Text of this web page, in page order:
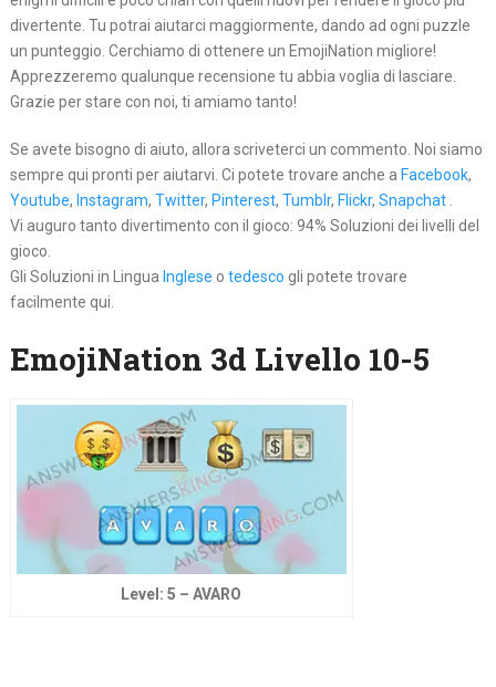
divertente. Tu potrai aiutarci maggiormente, dando ad ogni puzzle
un punteggio. Cerchiamo di ottenere un EmojiNation migliore!
Apprezzeremo qualunque recensione tu abbia voglia di lasciare.
Grazie per stare con noi, ti amiamo tanto!
Se avete bisogno di aiuto, allora scriveterci un commento. Noi siamo
sempre qui pronti per aiutarvi. Ci potete trovare anche a Facebook,
Youtube, Instagram, Twitter, Pinterest, Tumblr, Flickr, Snapchat.
Vi auguro tanto divertimento con il gioco: 94% Soluzioni dei livelli del
gioco.
Gli Soluzioni in Lingua Inglese o tedesco gli potete trovare
facilmente qui.
EmojiNation 3d Livello 10-5
Level: 5 – AVARO